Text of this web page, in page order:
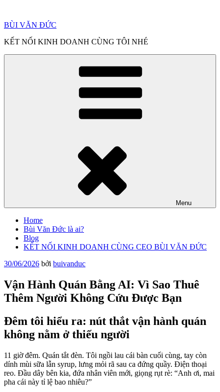
phần
dung
BÙI VĂN ĐỨC
KẾT NỐI KINH DOANH CÙNG TÔI NHÉ
Menu
Home
Bùi Văn Đức là ai?
Blog
KẾT NỐI KINH DOANH CÙNG CEO BÙI VĂN ĐỨC
Đăng
30/06/2026 bởi buivanduc
Vận Hành Quán Bằng AI: Vì Sao Thuê
Thêm Người Không Cứu Được Bạn
Đêm tôi hiểu ra: nút thắt vận hành quán
không nằm ở thiếu người
11 giờ đêm. Quán tắt đèn. Tôi ngồi lau cái bàn cuối cùng, tay còn
dính mùi sữa lẫn syrup, lưng mỏi rã sau ca đứng quầy. Điện thoại
reo. Đầu dây bên kia, đứa nhân viên mới, giọng rụt rè: “Anh ơi, mai
pha cái này tỉ lệ bao nhiêu?”